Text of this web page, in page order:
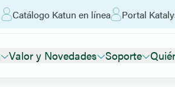
Catálogo Katun en línea Portal
Valor y Novedades Soporte